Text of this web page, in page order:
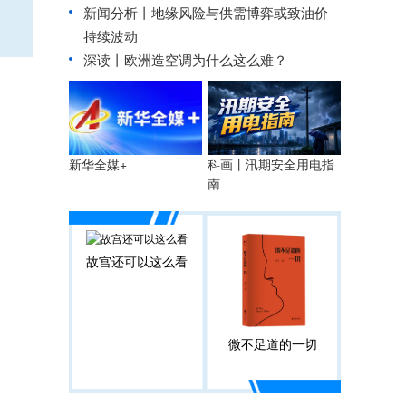
新闻分析丨地缘风险与供需博弈或致油价
持续波动
深读丨欧洲造空调为什么这么难？
新华全媒+
科画丨汛期安全用电指
南
故宫还可以这么看
微不足道的一切